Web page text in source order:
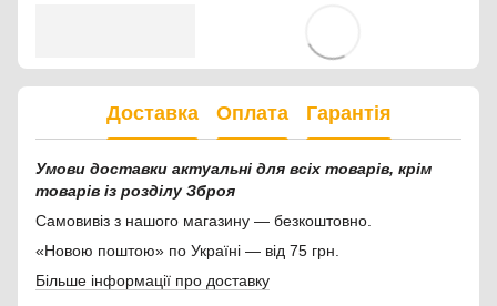
Доставка Оплата Гарантія
Умови доставки актуальні для всіх товарів, крім
товарів із розділу Зброя
Самовивіз з нашого магазину — безкоштовно.
«Новою поштою» по Україні — від 75 грн.
Більше інформації про доставку